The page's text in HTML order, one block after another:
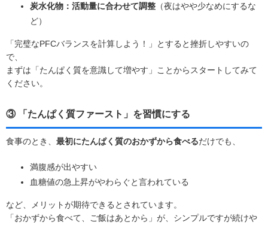
炭水化物：活動量に合わせて調整 （夜はやや少なめにするな
ど）
「完璧なPFCバランスを計算しよう！」とすると挫折しやすいの
で、
まずは「たんぱく質を意識して増やす」ことからスタート してみて
ください。
③ 「たんぱく質ファースト」を習慣にする
食事のとき、 最初にたんぱく質のおかずから食べるだけでも、
満腹感が出やすい
血糖値の急上昇がやわらぐと言われている
など、メリットが期待できるとされています。
「おかずから食べて、ご飯はあとから」が、シンプルですが続けや